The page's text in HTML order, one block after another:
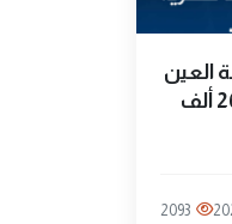
العين
تقدم مساعدات شهرية لأكثر من 26 ألف
2093